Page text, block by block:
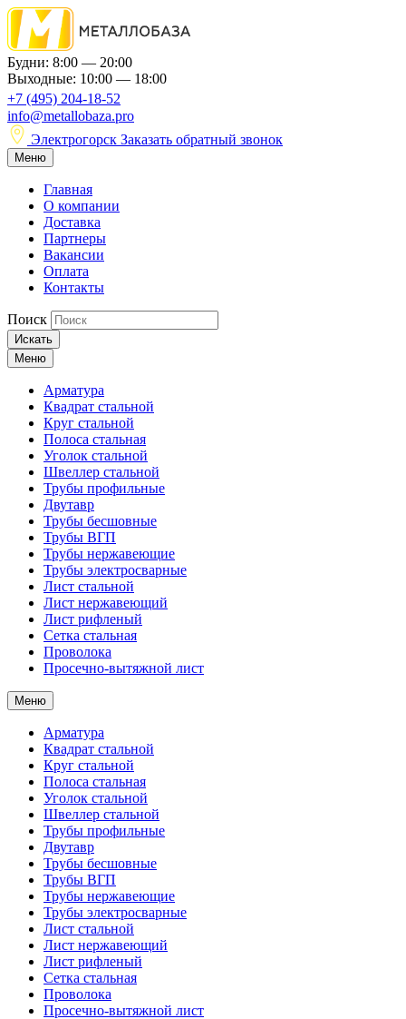
Будни: 8:00 — 20:00
Выходные: 10:00 — 18:00
+7 (495) 204-18-52
info@metallobaza.pro
Электрогорск Заказать обратный звонок
Меню
Главная
О компании
Доставка
Партнеры
Вакансии
Оплата
Контакты
Поиск
Искать
Меню
Арматура
Квадрат стальной
Круг стальной
Полоса стальная
Уголок стальной
Швеллер стальной
Трубы профильные
Двутавр
Трубы бесшовные
Трубы ВГП
Трубы нержавеющие
Трубы электросварные
Лист стальной
Лист нержавеющий
Лист рифленый
Сетка стальная
Проволока
Просечно-вытяжной лист
Меню
Арматура
Квадрат стальной
Круг стальной
Полоса стальная
Уголок стальной
Швеллер стальной
Трубы профильные
Двутавр
Трубы бесшовные
Трубы ВГП
Трубы нержавеющие
Трубы электросварные
Лист стальной
Лист нержавеющий
Лист рифленый
Сетка стальная
Проволока
Просечно-вытяжной лист